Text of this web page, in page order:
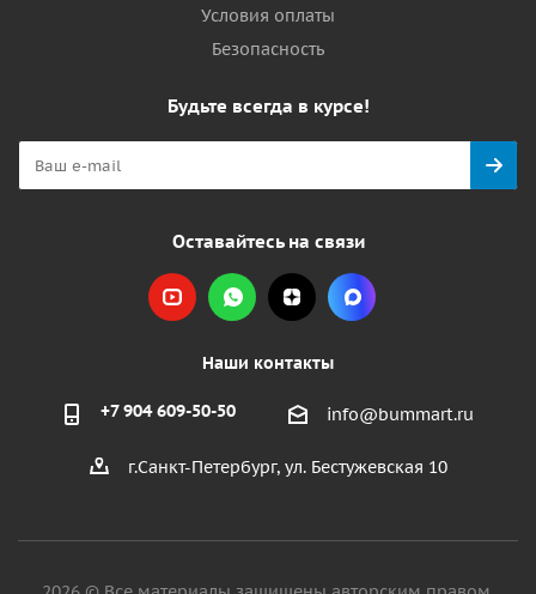
Условия оплаты
Безопасность
Будьте всегда в курсе!
Оставайтесь на связи
Наши контакты
+7 904 609-50-50 info@bummart.ru
г.Санкт-Петербург, ул. Бестужевская 10